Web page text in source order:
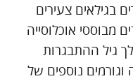
בגילאים צעירים
מבוססי אוכלוסייה
גיל ההתבגרות
וגורמים נוספים של